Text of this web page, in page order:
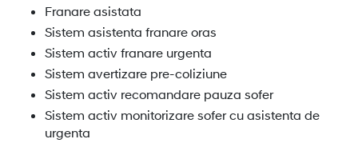
Franare asistata
Sistem asistenta franare oras
Sistem activ franare urgenta
Sistem avertizare pre-coliziune
Sistem activ recomandare pauza sofer
Sistem activ monitorizare sofer cu asistenta de
urgenta